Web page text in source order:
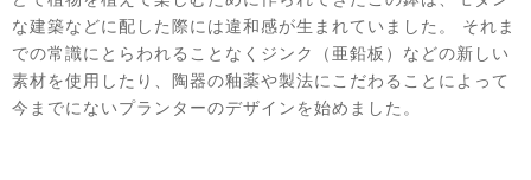
な建築などに配した際には違和感が生まれていました。 それま
での常識にとらわれることなくジンク（亜鉛板）などの新しい
素材を使用したり、陶器の釉薬や製法にこだわることによって
今までにないプランターのデザインを始めました。